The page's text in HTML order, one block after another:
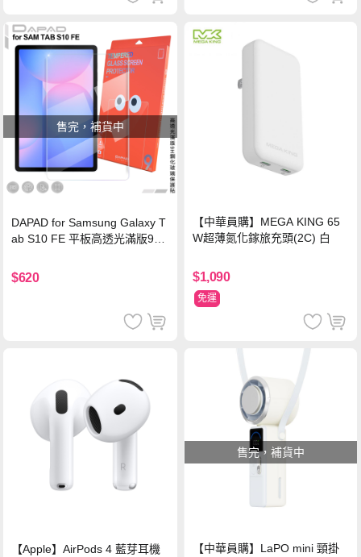
售完，補貨中
DAPAD for Samsung Galaxy T
ab S10 FE 平板高透光滿版9H
$620
【中華員購】MEGA KING 65
W超薄氮化鎵旅充頭(2C) 白
$1,090
免運
【Apple】AirPods 4 藍芽耳機
售完，補貨中
【中華員購】LaPO mini 頸掛